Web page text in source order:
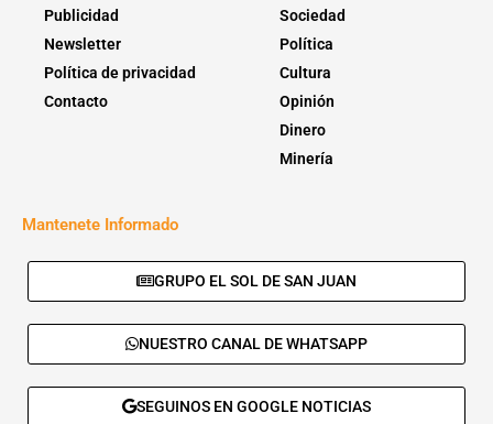
Publicidad
Newsletter
Política de privacidad
Contacto
Sociedad
Política
Cultura
Opinión
Dinero
Minería
Mantenete Informado
GRUPO EL SOL DE SAN JUAN
NUESTRO CANAL DE WHATSAPP
SEGUINOS EN GOOGLE NOTICIAS